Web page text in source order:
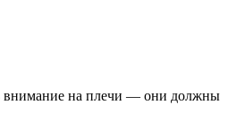
внимание на плечи — они должны